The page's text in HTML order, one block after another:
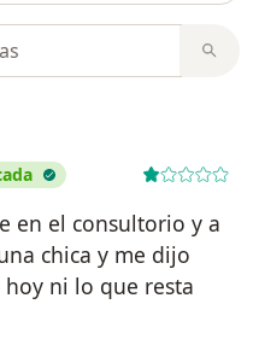
en el consultorio y a
chica y me dijo
ni lo que resta